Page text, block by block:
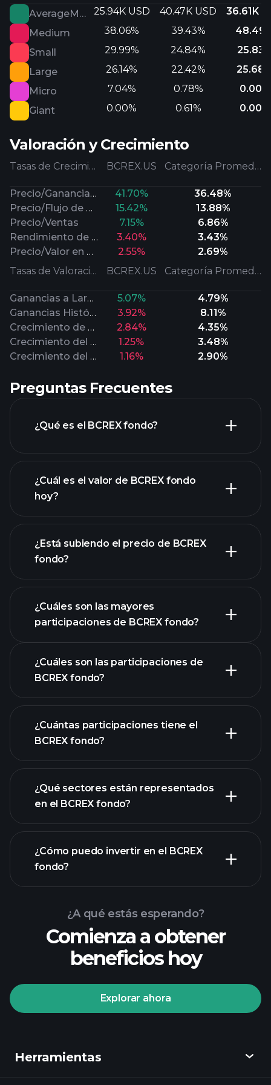
AverageMarketCap 25.94K USD 40.47K USD
36.61K
Medium
38.06% 39.43%
Small
29.99% 24.84%
Large
26.14% 22.42%
Micro
7.04% 0.78%
0.00%
Giant
0.00% 0.61% 0.00%
Valoración y Crecimiento
Tasas de Crecimiento BCREX.US Categoría Promedio
Precio/Ganancias Futuras 41.70%
36.48%
Precio/Flujo de Efectivo
15.42%
13.88%
Precio/Ventas
7.15%
6.86%
Rendimiento de Dividendos
3.40%
3.43%
Precio/Valor en Libros
2.55%
2.69%
Tasas de Valoración
BCREX.US Categoría Promedio
Ganancias a Largo Plazo 5.07%
4.79%
Ganancias Históricas
3.92%
8.11%
Crecimiento de Ventas
2.84%
4.35%
Crecimiento del Flujo de Efectivo
1.25%
3.48%
Crecimiento del Valor en Libros
1.16% 2.90%
Preguntas Frecuentes
¿Qué es el BCREX fondo?
¿Cuál es el valor de BCREX fondo
hoy?
gráfico avanzado
¿Está subiendo el precio de BCREX
fondo?
¿Cuáles son las mayores
participaciones de BCREX fondo?
participaciones
¿Cuáles son las participaciones de
BCREX fondo?
participaciones
¿Cuántas participaciones tiene el
BCREX fondo?
¿Qué sectores están representados
en el BCREX fondo?
¿Cómo puedo invertir en el BCREX
fondo?
¿A qué estás esperando?
Comienza a obtener
beneficios hoy
Explorar ahora
Herramientas